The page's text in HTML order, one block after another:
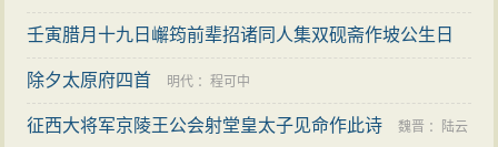
壬寅腊月十九日嶰筠前辈招诸同人集双砚斋作坡公生日
此会在伊江得未曾有诗以纪之
除夕太原府四首 明代 ：程可中
征西大将军京陵王公会射堂皇太子见命作此诗 魏晋 ： 陆云